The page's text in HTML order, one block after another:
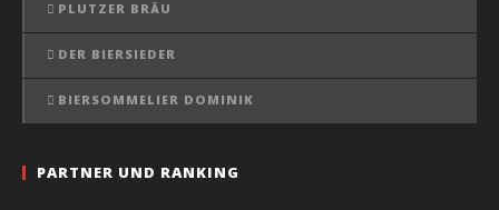
PLUTZER BRÄU
DER BIERSIEDER
BIERSOMMELIER DOMINIK
PARTNER UND RANKING